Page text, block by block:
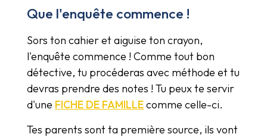
Que l'enquête commence !
Sors ton cahier et aiguise ton crayon,
l'enquête commence ! Comme tout bon
détective, tu procéderas avec méthode et tu
devras prendre des notes ! Tu peux te servir
d'une FICHE DE FAMILLEcomme celle-ci.
Tes parents sont ta première source, ils vont